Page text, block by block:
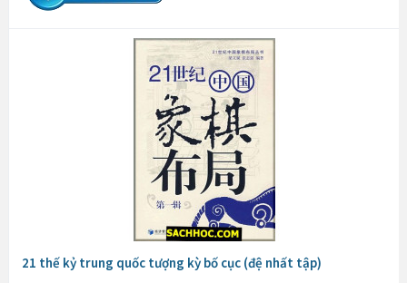
21 thế kỷ trung quốc tượng kỳ bố cục (đệ nhất tập)